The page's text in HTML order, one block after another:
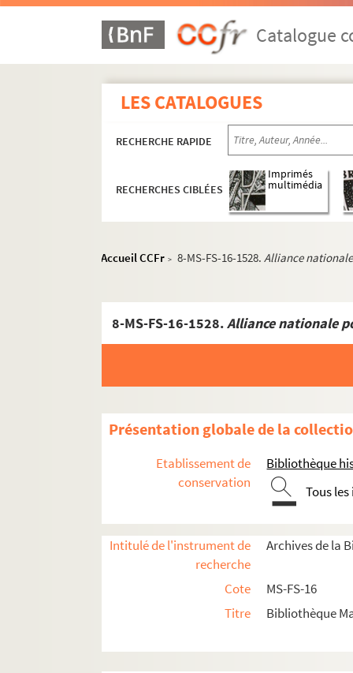
Catalogue
LES CATALOGUES
RECHERCHE RAPIDE
RECHERCHES CIBLÉES
Imprimés
multimédia
Accueil CCFr > 8-MS-FS-16-1528.Alliance
8-MS-FS-16-1528.Alliance nationale
Présentation globale de la
Etablissement de
conservation
Bibliothèque
Tous
Intitulé de l'instrument de
recherche
Archives de la
Cote
MS-FS-16
Titre
Bibliothèque